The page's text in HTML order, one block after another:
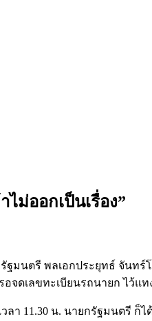
ม่ออกเป็นเรื่อง”
มนตรี พลเอกประยุทธ์ จันท
จดเลขทะเบียนรถนายก ไว้แท
11.30 น. นายกรัฐมนตรี ก็